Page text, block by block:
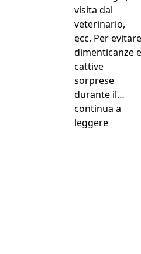
visita dal
veterinario,
ecc. Per evitare
dimenticanze e
cattive
sorprese
durante il…
continua a
leggere